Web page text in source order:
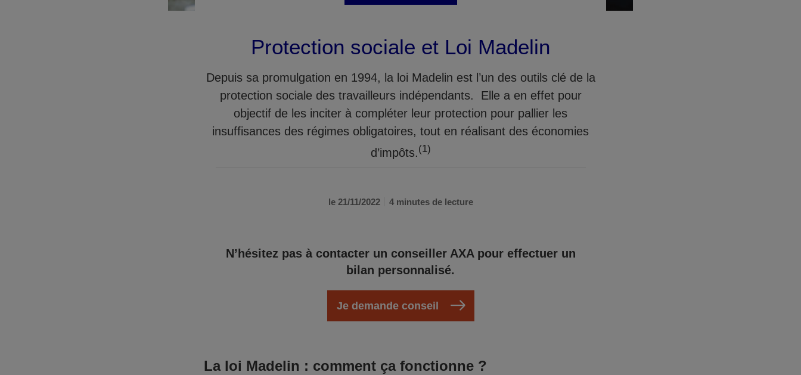
le 21/11/2022 4 minutes de lecture
Protection sociale et Loi Madelin
Depuis sa promulgation en 1994, la loi Madelin est l’un des outils clé de la
protection sociale des travailleurs indépendants. Elle a en effet pour
objectif de les inciter à compléter leur protection pour pallier les
insuffisances des régimes obligatoires, tout en réalisant des économies
d’impôts.(1)
N’hésitez pas à contacter un conseiller AXA pour effectuer un
bilan personnalisé.
Je demande conseil
La loi Madelin : comment ça fonctionne ?